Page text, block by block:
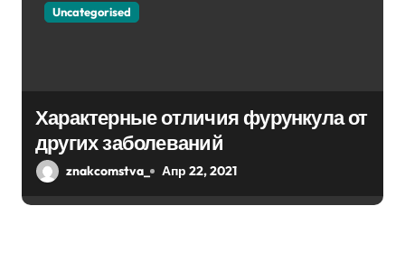
Uncategorised
Характерные отличия фурункула от
других заболеваний
znakcomstva_ Апр 22, 2021